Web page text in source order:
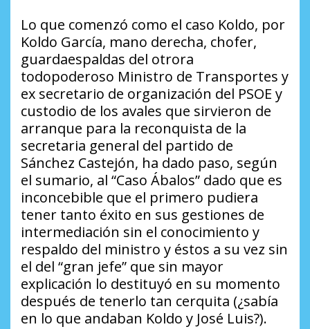
Lo que comenzó como el caso Koldo, por
Koldo García, mano derecha, chofer,
guardaespaldas del otrora
todopoderoso Ministro de Transportes y
ex secretario de organización del PSOE y
custodio de los avales que sirvieron de
arranque para la reconquista de la
secretaria general del partido de
Sánchez Castejón, ha dado paso, según
el sumario, al “Caso Ábalos” dado que es
inconcebible que el primero pudiera
tener tanto éxito en sus gestiones de
intermediación sin el conocimiento y
respaldo del ministro y éstos a su vez sin
el del “gran jefe” que sin mayor
explicación lo destituyó en su momento
después de tenerlo tan cerquita (¿sabía
en lo que andaban Koldo y José Luis?).